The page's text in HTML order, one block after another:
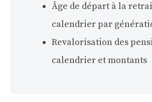
Âge de départ à la
calendrier par
Revalorisation des
calendrier et montants